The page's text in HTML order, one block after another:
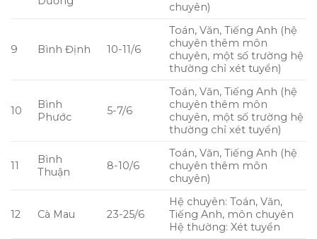
chuyên)
9 Bình Định 10-11/6
Toán, Văn, Tiếng Anh (hệ
chuyên thêm môn
chuyên, một số trường hệ
thường chỉ xét tuyển)
10
Bình
Phước
5-7/6
Toán, Văn, Tiếng Anh (hệ
chuyên thêm môn
chuyên, một số trường hệ
thường chỉ xét tuyển)
11
Bình
Thuận
8-10/6
Toán, Văn, Tiếng Anh (hệ
chuyên thêm môn
chuyên)
12 Cà Mau 23-25/6
Hệ chuyên: Toán, Văn,
Tiếng Anh, môn chuyên
Hệ thường: Xét tuyển